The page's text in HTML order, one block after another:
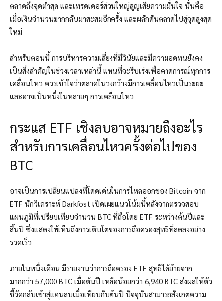
ตลาดถึงจุดต่ำสุด และเทรดเดอร์ส่วนใหญ่สูญเสียความมั่นใจ นั่นคือ
เมื่อเงินจำนวนมากกลับมาสะสมอีกครั้ง และผลักดันตลาดไปสู่จุดสูงสุด
ใหม่
สำหรับตอนนี้ การบริหารความเสี่ยงที่มีวินัยและมีความอดทนยังคง
เป็นสิ่งสำคัญในช่วงเวลาเหล่านี้ แทนที่จะรีบเร่งเพื่อคาดการณ์ทุกการ
เคลื่อนไหว ควรเข้าใจว่าตลาดในวงกว้างมีการเคลื่อนไหวเป็นระยะ
และอาจเป็นหนึ่งในหลายๆ การเคลื่อนไหว
กระแส ETF เชิงลบอาจหมายถึงอะไร
สำหรับการเคลื่อนไหวครั้งต่อไปของ
BTC
อาจเป็นการเปลี่ยนแปลงที่โดดเด่นในการไหลออกของ Bitcoin จาก
ETF นักวิเคราะห์ Darkfost เปิดเผยแนวโน้มนี้หลังจากตรวจสอบ
แผนภูมิที่เปรียบเทียบจำนวน BTC ที่ถือโดย ETF ระหว่างต้นปีและ
สิ้นปี ซึ่งแสดงให้เห็นถึงการเติบโตของการถือครองสุทธิที่ลดลงอย่าง
รวดเร็ว
ภายในหนึ่งเดือน มีรายงานว่าการถือครอง ETF สุทธิได้ย้ายจาก
มากกว่า 57,000 BTC เมื่อต้นปี เหลือน้อยกว่า 6,940 BTC ส่งผลให้ตัว
ชี้วัดกลับเข้าสู่แดนลบเมื่อเทียบกับต้นปี ปัจจุบันสามารถสังเกตความ